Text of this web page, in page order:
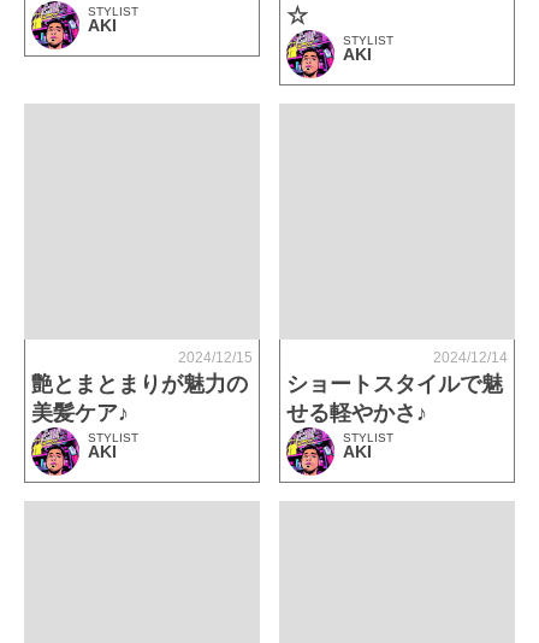
STYLIST
AKI
☆
STYLIST
AKI
2024/12/15
艶とまとまりが魅力の
美髪ケア♪
STYLIST
AKI
2024/12/14
ショートスタイルで魅
せる軽やかさ♪
STYLIST
AKI